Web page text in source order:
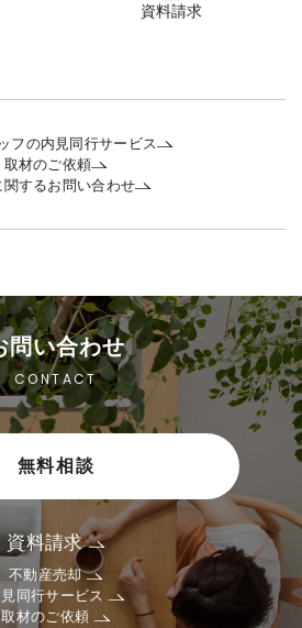
資料請求
フの内見同行サービス
取材のご依頼
関するお問い合わせ
問い合わせ
CONTACT
無料相談
資料請求
不動産売却
同行サービス
取材のご依頼